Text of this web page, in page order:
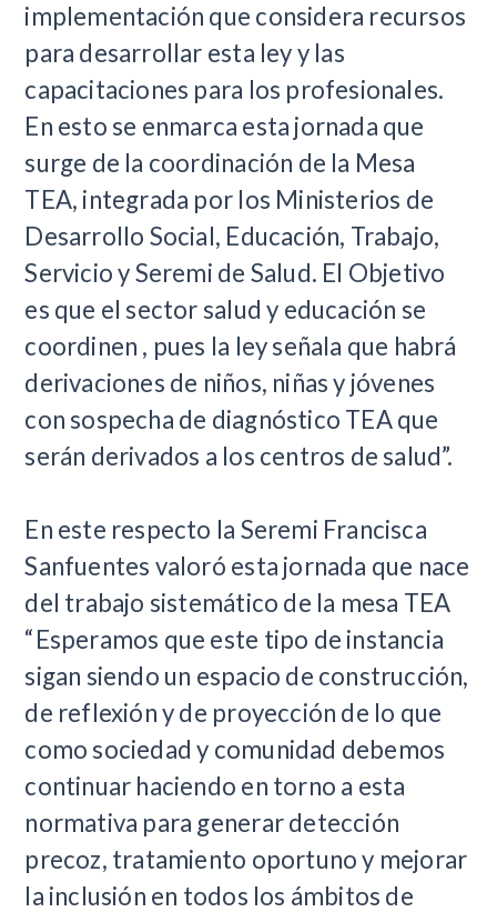
implementación que considera recursos
para desarrollar esta ley y las
capacitaciones para los profesionales.
En esto se enmarca esta jornada que
surge de la coordinación de la Mesa
TEA, integrada por los Ministerios de
Desarrollo Social, Educación, Trabajo,
Servicio y Seremi de Salud. El Objetivo
es que el sector salud y educación se
coordinen , pues la ley señala que habrá
derivaciones de niños, niñas y jóvenes
con sospecha de diagnóstico TEA que
serán derivados a los centros de salud”.
En este respecto la Seremi Francisca
Sanfuentes valoró esta jornada que nace
del trabajo sistemático de la mesa TEA
“Esperamos que este tipo de instancia
sigan siendo un espacio de construcción,
de reflexión y de proyección de lo que
como sociedad y comunidad debemos
continuar haciendo en torno a esta
normativa para generar detección
precoz, tratamiento oportuno y mejorar
la inclusión en todos los ámbitos de